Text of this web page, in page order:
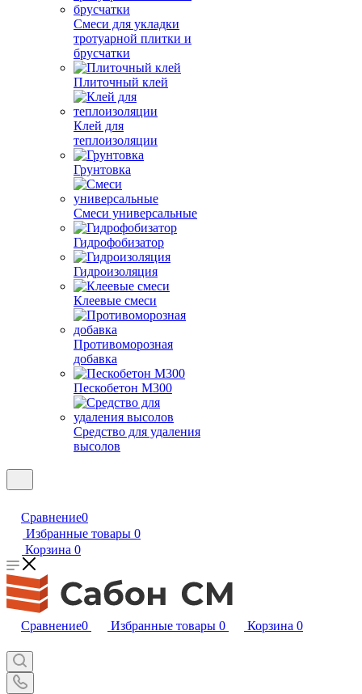
Смеси для укладки
тротуарной плитки и
брусчатки
Плиточный клей
Клей для
теплоизоляции
Грунтовка
Смеси универсальные
Гидрофобизатор
Гидроизоляция
Клеевые смеси
Противоморозная
добавка
Пескобетон М300
Средство для удаления
высолов
Сравнение0
Избранные товары 0
Корзина 0
Сравнение0 Избранные товары 0 Корзина 0